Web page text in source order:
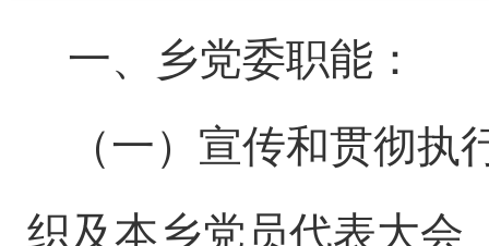
一、乡党委职能：
（一）宣传和贯彻
织及本乡党员代表大会